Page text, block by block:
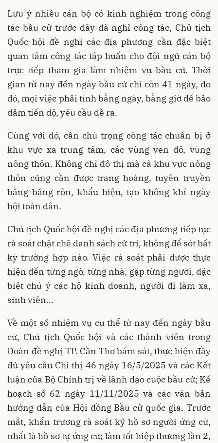
Lưu ý nhiều cán bộ có kinh nghiệm trong công
tác bầu cử trước đây đã nghỉ công tác, Chủ tịch
Quốc hội đề nghị các địa phương cần đặc biệt
quan tâm công tác tập huấn cho đội ngũ cán bộ
trực tiếp tham gia làm nhiệm vụ bầu cử. Thời
gian từ nay đến ngày bầu cử chỉ còn 41 ngày, do
đó, mọi việc phải tính bằng ngày, bằng giờ để bảo
đảm tiến độ, yêu cầu đề ra.
Cùng với đó, cần chú trọng công tác chuẩn bị ở
khu vực xa trung tâm, các vùng ven đô, vùng
nông thôn. Không chỉ đô thị mà cả khu vực nông
thôn cũng cần được trang hoàng, tuyên truyền
bằng băng rôn, khẩu hiệu, tạo không khí ngày
hội toàn dân.
Chủ tịch Quốc hội đề nghị các địa phương tiếp tục
rà soát chặt chẽ danh sách cử tri, không để sót bất
kỳ trường hợp nào. Việc rà soát phải được thực
hiện đến từng ngõ, từng nhà, gặp từng người, đặc
biệt chú ý các hộ kinh doanh, người đi làm xa,
sinh viên...
Về một số nhiệm vụ cụ thể từ nay đến ngày bầu
cử, Chủ tịch Quốc hội và các thành viên trong
Đoàn đề nghị TP. Cần Thơ bám sát, thực hiện đầy
đủ yêu cầu Chỉ thị 46 ngày 16/5/2025 và các Kết
luận của Bộ Chính trị về lãnh đạo cuộc bầu cử; Kế
hoạch số 62 ngày 11/11/2025 và các văn bản
hướng dẫn của Hội đồng Bầu cử quốc gia. Trước
mắt, khẩn trương rà soát kỹ hồ sơ người ứng cử,
nhất là hồ sơ tự ứng cử; làm tốt hiệp thương lần 2,